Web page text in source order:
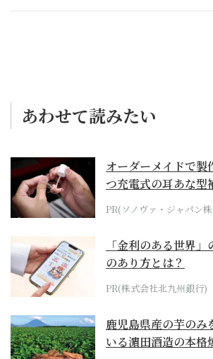
あわせて読みたい
オーダーメイドで製
つ充電式の耳あな型
PR(ソノヴァ・ジャパン
「金利のある世界
のあり方とは？
PR(株式会社北九州銀行)
鹿児島県産の芋のみ
いる濵田酒造の本格